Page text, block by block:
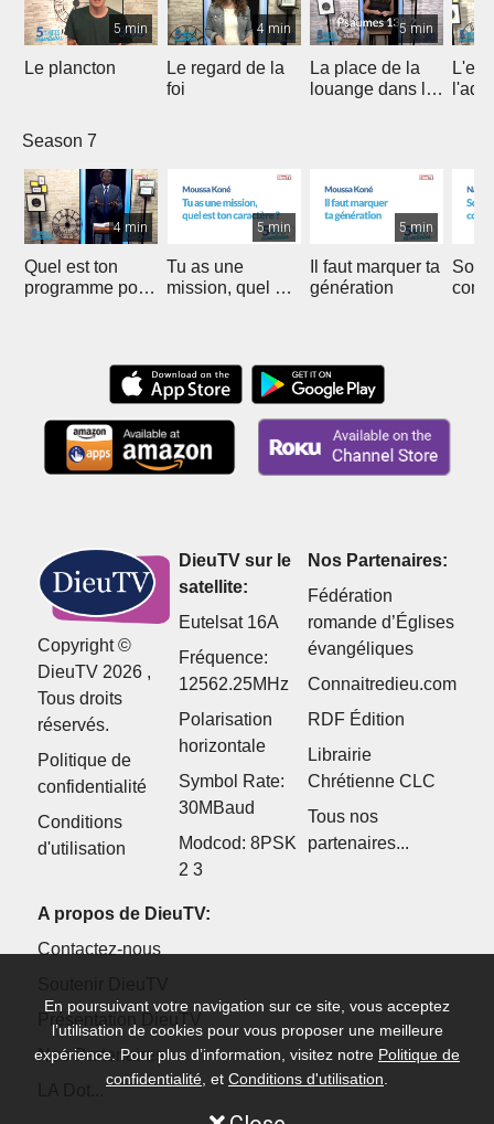
5 min
Le plancton
4 min
Le regard de la
foi
5 min
La place de la
louange dans la
Season 7
4 min
Quel est ton
programme pour
5 min
Tu as une
mission, quel est
5 min
Il faut marquer ta
génération
Copyright ©
DieuTV 2026 ,
Tous droits
réservés.
Politique de
confidentialité
Conditions
d'utilisation
DieuTV sur le
satellite:
Eutelsat 16A
Fréquence:
12562.25MHz
Polarisation
horizontale
Symbol Rate:
30MBaud
Modcod: 8PSK
2 3
Nos Partenaires:
Fédération
romande d’Églises
évangéliques
Connaitredieu.com
RDF Édition
Librairie
Chrétienne CLC
Tous nos
partenaires...
A propos de DieuTV:
Contactez-nous
Présentation DieuTV
Nos Partenaires
En poursuivant votre navigation sur ce site, vous acceptez
l’utilisation de cookies pour vous proposer une meilleure
expérience. Pour plus d’information, visitez notre Politique de
confidentialité , et Conditions d'utilisation